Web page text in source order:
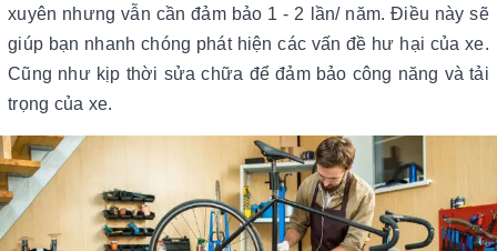
xuyên nhưng vẫn cần đảm bảo 1 - 2 lần/ năm. Điều này sẽ
giúp bạn nhanh chóng phát hiện các vấn đề hư hại của xe.
Cũng như kịp thời sửa chữa để đảm bảo công năng và tải
trọng của xe.